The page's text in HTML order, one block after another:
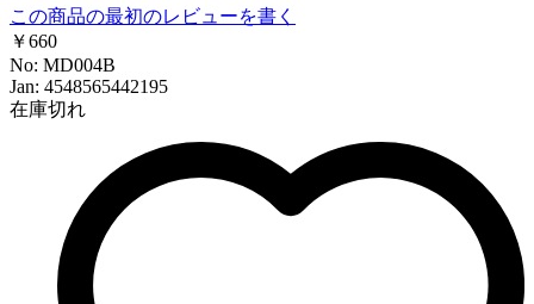
この商品の最初のレビューを書く
￥660
No: MD004B
Jan: 4548565442195
在庫切れ